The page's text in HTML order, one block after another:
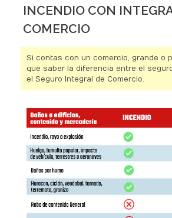
INCENDIO CON
COMERCIO
Si contas con un comercio, grande o
que saber la diferencia entre el
el Seguro Integral de Comercio.